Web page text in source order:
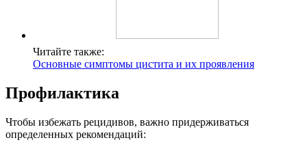
Читайте также:
Основные симптомы цистита и их проявления
Профилактика
Чтобы избежать рецидивов, важно придерживаться
определенных рекомендаций: